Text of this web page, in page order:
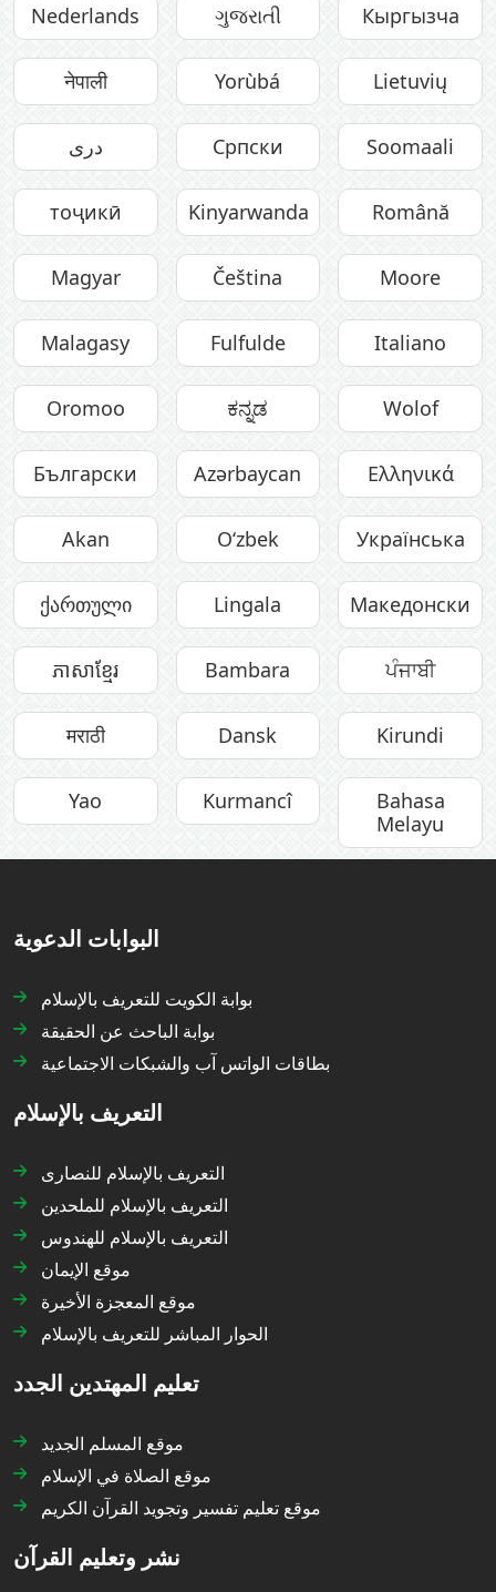
Nederlands ગુજરાતી Кыргызча
नेपाली Yorùbá Lietuvių
دری Српски Soomaali
тоҷикӣ Kinyarwanda Română
Magyar Čeština Moore
Malagasy Fulfulde Italiano
Oromoo ಕನ್ನಡ Wolof
Български Azərbaycan Ελληνικά
Akan O‘zbek Українська
ქართული Lingala Македонски
ភាសាខ្មែរ Bambara ਪੰਜਾਬੀ
मराठी Dansk Kirundi
Yao Kurmancî
Bahasa
Melayu
البوابات الدعوية
بوابة الكويت للتعريف بالإسلام
بوابة الباحث عن الحقيقة
بطاقات الواتس آب والشبكات الاجتماعية
التعريف بالإسلام
التعريف بالإسلام للنصارى
التعريف بالإسلام للملحدين
التعريف بالإسلام للهندوس
موقع الإيمان
موقع المعجزة الأخيرة
الحوار المباشر للتعريف بالإسلام
تعليم المهتدين الجدد
موقع المسلم الجديد
موقع الصلاة في الإسلام
موقع تعليم تفسير وتجويد القرآن الكريم
نشر وتعليم القرآن